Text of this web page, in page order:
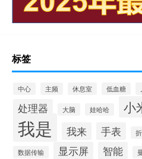
标签
中心 主频 休息室 低血糖
处理器 大脑 娃哈哈 小
我是 我来 手表
数据传输 显示屏 智能